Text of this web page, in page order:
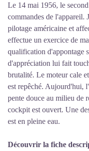
Le 14 mai 1956, le
commandes de l'appareil.
pilotage américaine et
effectue un exercice de
qualification d'appontage
d'appréciation lui fait
brutalité. Le moteur cale
est repêché. Aujourd'hui,
pente douce au milieu de
cockpit est ouvert. Une
est en pleine eau.
Découvrir la fiche